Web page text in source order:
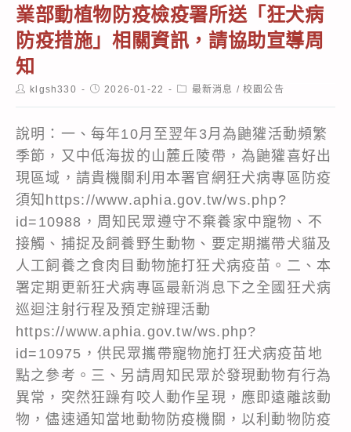
業部動植物防疫檢疫署所送「狂犬病
防疫措施」相關資訊，請協助宣導周
知
Postklgsh330
Post2026-01-22
Post最新消息 / 校園公告
說明：一、每年10月至翌年3月為鼬獾活動頻繁
季節，又中低海拔的山麓丘陵帶，為鼬獾喜好出
現區域，請貴機關利用本署官網狂犬病專區防疫
須知https://www.aphia.gov.tw/ws.php?
id=10988，周知民眾遵守不棄養家中寵物、不
接觸、捕捉及飼養野生動物、要定期攜帶犬貓及
人工飼養之食肉目動物施打狂犬病疫苗。二、本
署定期更新狂犬病專區最新消息下之全國狂犬病
巡迴注射行程及預定辦理活動
https://www.aphia.gov.tw/ws.php?
id=10975，供民眾攜帶寵物施打狂犬病疫苗地
點之參考。三、另請周知民眾於發現動物有行為
異常，突然狂躁有咬人動作呈現，應即遠離該動
物，儘速通知當地動物防疫機關，以利動物防疫